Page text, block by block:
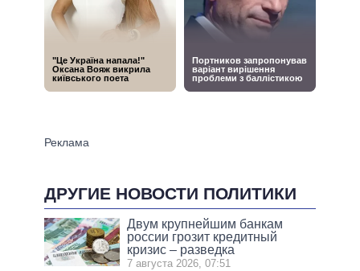
ДРУГИЕ НОВОСТИ ПОЛИТИКИ
Двум крупнейшим банкам
россии грозит кредитный
кризис – разведка
7 августа 2026, 07:51